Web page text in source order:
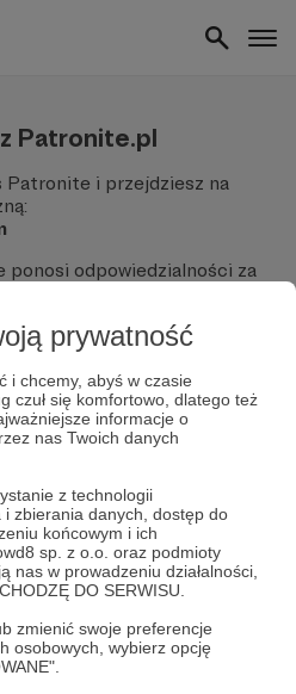
prywatność
i chcemy, abyś w czasie
czuł się komfortowo, dlatego też
informacje o
nas Twoich danych
z technologii
zbierania danych, dostęp do
końcowym i ich
sp. z o.o. oraz podmioty
nas w prowadzeniu działalności,
DO SERWISU.
zmienić swoje preferencje
osobowych, wybierz opcję
Patronite.pl
Patronite i przejdziesz na
ponosi odpowiedzialności za
logowania ani informacji
stronach.
URL, zanim klikniesz przycisk
do Patronite i zweryfikuj
do strony